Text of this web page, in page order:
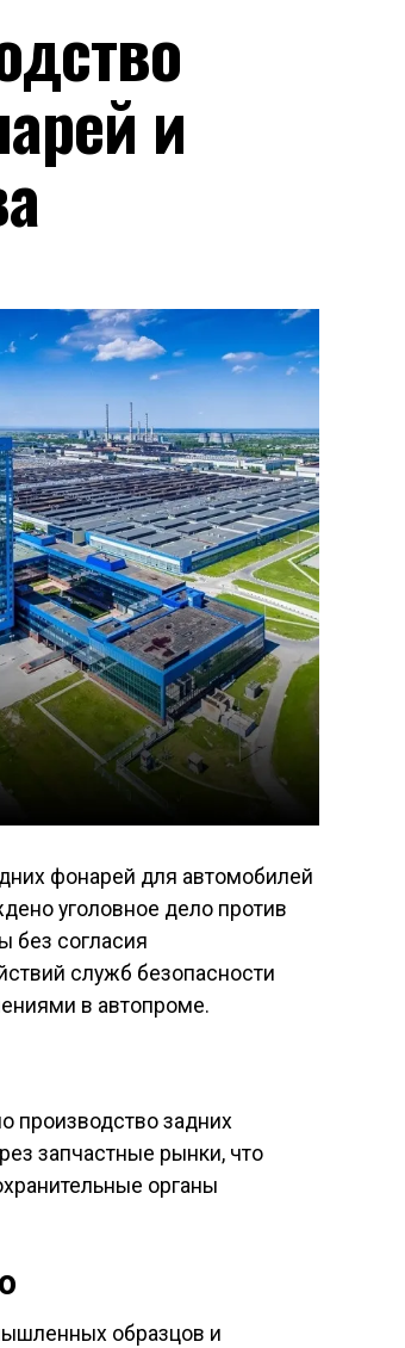
и
фонарей для автомобилей
уголовное дело против
без согласия
служб безопасности
в автопроме.
производство задних
запчастные рынки, что
органы
образцов и